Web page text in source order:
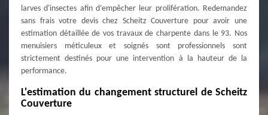
larves d'insectes afin d’empêcher leur prolifération. Redemandez
sans frais votre devis chez Scheitz Couverture pour avoir une
estimation détaillée de vos travaux de charpente dans le 93. Nos
menuisiers méticuleux et soignés sont professionnels sont
strictement destinés pour une intervention à la hauteur de la
performance.
L'estimation du changement structurel de Scheitz
Couverture